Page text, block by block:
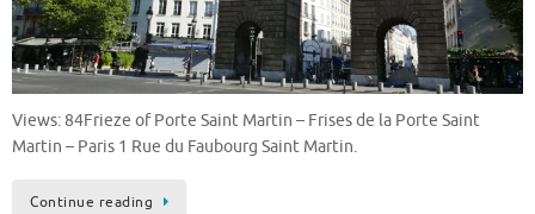
Views: 84Frieze of Porte Saint Martin – Frises de la Porte Saint
Martin – Paris 1 Rue du Faubourg Saint Martin.
Continue reading